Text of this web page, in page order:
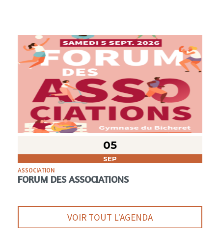
05
SEP
ASSOCIATION
FORUM DES ASSOCIATIONS
VOIR TOUT L'AGENDA